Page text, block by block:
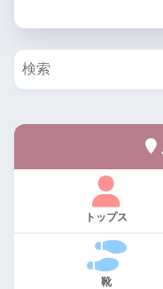
トップス
靴